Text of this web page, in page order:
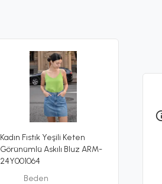
Kadın Fıstık Yeşili Keten
Görünümlü Askılı Bluz ARM-
24Y001064
Beden